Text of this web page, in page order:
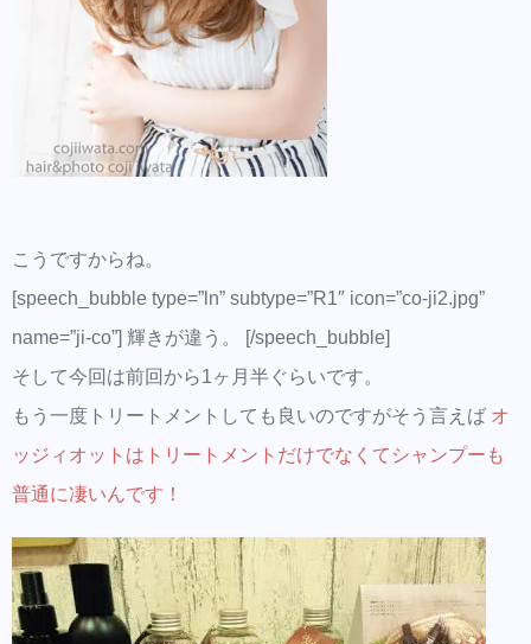
こうですからね。
[speech_bubble type=”ln” subtype=”R1″ icon=”co-ji2.jpg”
name=”ji-co”] 輝きが違う。 [/speech_bubble]
そして今回は前回から1ヶ月半ぐらいです。
もう一度トリートメントしても良いのですがそう言えば オ
ッジィオットはトリートメントだけでなくてシャンプーも
普通に凄いんです！